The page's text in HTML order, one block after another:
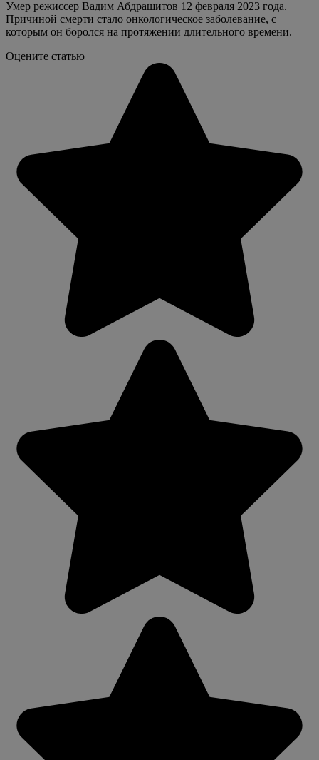
Умер режиссер Вадим Абдрашитов 12 февраля 2023 года.
Причиной смерти стало онкологическое заболевание, с
которым он боролся на протяжении длительного времени.
Оцените статью